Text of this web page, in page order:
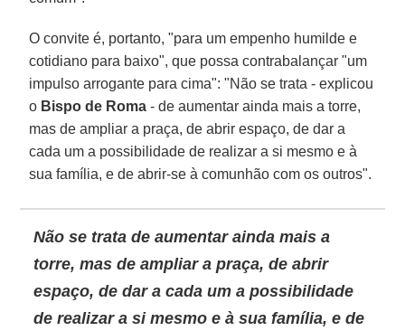
O convite é, portanto, "para um empenho humilde e
cotidiano para baixo", que possa contrabalançar "um
impulso arrogante para cima": "Não se trata - explicou
o Bispo de Roma - de aumentar ainda mais a torre,
mas de ampliar a praça, de abrir espaço, de dar a
cada um a possibilidade de realizar a si mesmo e à
sua família, e de abrir-se à comunhão com os outros".
Não se trata de aumentar ainda mais a
torre, mas de ampliar a praça, de abrir
espaço, de dar a cada um a possibilidade
de realizar a si mesmo e à sua família, e de